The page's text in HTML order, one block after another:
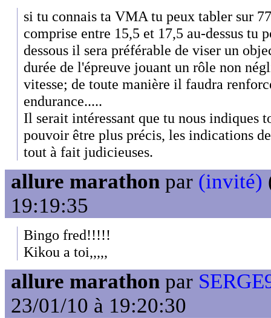
si tu connais ta VMA tu peux tabler sur
comprise entre 15,5 et 17,5 au-dessus tu
dessous il sera préférable de viser un
durée de l'épreuve jouant un rôle non
vitesse; de toute manière il faudra
endurance.....
Il serait intéressant que tu nous indiques
pouvoir être plus précis, les indications
tout à fait judicieuses.
allure marathon par (invité)
19:19:35
Bingo fred!!!!!
Kikou a toi,,,,,
allure marathon par
23/01/10 à 19:20:30